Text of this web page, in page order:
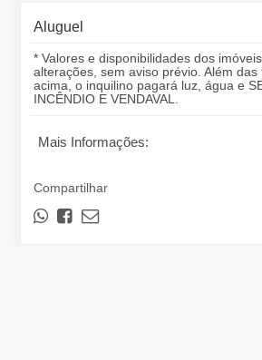
Aluguel
* Valores e disponibilidades dos
alterações, sem aviso prévio. Além das
acima, o inquilino pagará luz, água e
INCÊNDIO E VENDAVAL.
Mais Informações:
Compartilhar